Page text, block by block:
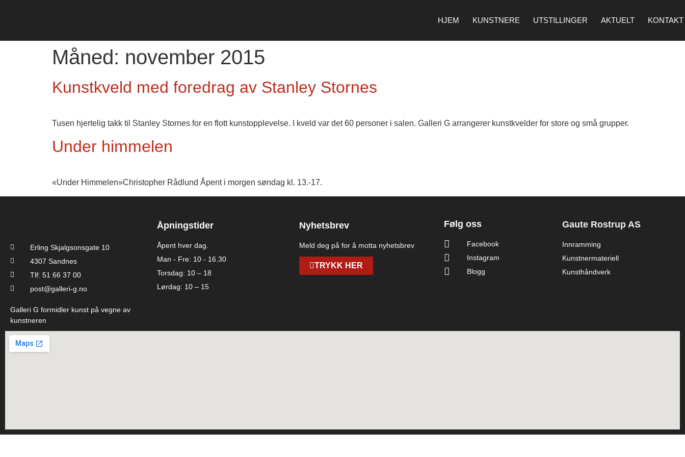
HJEM KUNSTNERE UTSTILLINGER AKTUELT KONTAKT
Måned: november 2015
Kunstkveld med foredrag av Stanley Stornes
Tusen hjertelig takk til Stanley Stornes for en flott kunstopplevelse. I kveld var det 60 personer i salen. Galleri G arrangerer kunstkvelder for store og små grupper.
Under himmelen
«Under Himmelen»Christopher Rådlund Åpent i morgen søndag kl. 13.-17.
Erling Skjalgsonsgate 10
4307 Sandnes
Tlf: 51 66 37 00
post@galleri-g.no
Galleri G formidler kunst på vegne av
kunstneren
Åpningstider
Åpent hver dag.
Man - Fre: 10 - 16.30
Torsdag: 10 – 18
Lørdag: 10 – 15
Nyhetsbrev
Meld deg på for å motta nyhetsbrev
TRYKK HER
Følg oss
Facebook
Instagram
Blogg
Gaute Rostrup AS
Innramming
Kunstnermateriell
Kunsthåndverk